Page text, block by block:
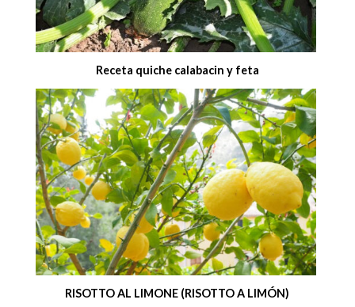
Receta quiche calabacin y feta
RISOTTO AL LIMONE (RISOTTO A LIMÓN)